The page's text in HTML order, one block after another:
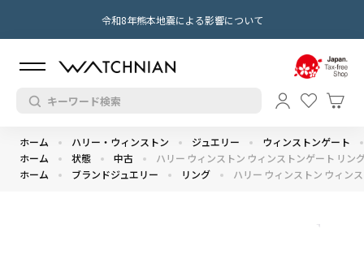
令和8年熊本地震による影響について
ホーム ハリー・ウィンストン ジュエリー
ウィンストンゲート
ホーム
状態 中古
ハリー ウィンストン ウィンストンゲート リン
ホーム
ブランドジュエリー リング ハリー ウィンストン ウィン